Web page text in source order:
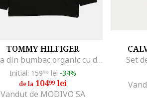
TOMMY HILFIGER
Bluza din bumbac organic cu detaliu logo, Negru
Initial: 15999 lei -34%
de la 10499lei
Vandut de MODIVO SA
Set